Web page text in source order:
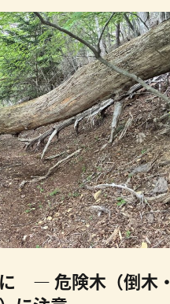
― 危険木（倒木・